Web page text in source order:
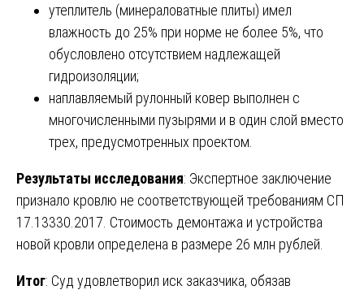
утеплитель (минераловатные плиты) имел
влажность до 25% при норме не более 5%, что
обусловлено отсутствием надлежащей
гидроизоляции;
наплавляемый рулонный ковер выполнен с
многочисленными пузырями и в один слой вместо
трех, предусмотренных проектом.
Результаты исследования: Экспертное заключение
признало кровлю не соответствующей требованиям СП
17.13330.2017. Стоимость демонтажа и устройства
новой кровли определена в размере 26 млн рублей.
Итог: Суд удовлетворил иск заказчика, обязав